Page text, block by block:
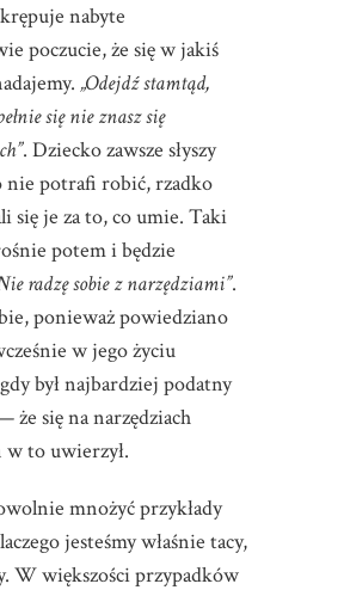
nabyte
poczucie, że się w jakiś
„Odejdź stamtąd,
się nie znasz się
. Dziecko zawsze słyszy
nie potrafi robić, rzadko
się je za to, co umie. Taki
potem i będzie
radzę sobie z narzędziami”.
ponieważ powiedziano
w jego życiu
był najbardziej podatny
że się na narzędziach
to uwierzył.
mnożyć przykłady
jesteśmy właśnie tacy,
W większości przypadków